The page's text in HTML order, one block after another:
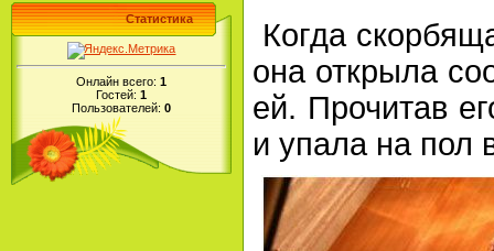
Статистика
Онлайн всего: 1
Гостей: 1
Пользователей: 0
Когда
она открыла
ей. Прочитав
и упала на пол